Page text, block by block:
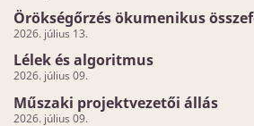
Örökségőrzés ökumenikus
2026. július 13.
Lélek és algoritmus
2026. július 09.
Műszaki projektvezetői állás
2026. július 09.